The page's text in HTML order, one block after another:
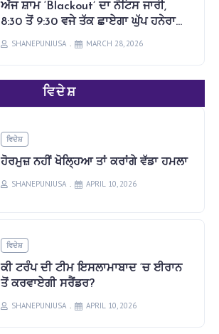
ਅੱਜ ਸ਼ਾਮ ‘Blackout’ ਦਾ ਨੋਟਿਸ ਜਾਰੀ,
8:30 ਤੋਂ 9:30 ਵਜੇ ਤੱਕ ਛਾਏਗਾ ਘੁੱਪ ਹਨੇਰਾ…
SHANEPUNJUSA MARCH 28, 2026
ਵਿਦੇਸ਼
ਵਿਦੇਸ਼
ਹੋਰਮੁਜ਼ ਨਹੀਂ ਖੋਲ੍ਹਿਆ ਤਾਂ ਕਰਾਂਗੇ ਵੱਡਾ ਹਮਲਾ
SHANEPUNJUSA APRIL 10, 2026
ਵਿਦੇਸ਼
ਕੀ ਟਰੰਪ ਦੀ ਟੀਮ ਇਸਲਾਮਾਬਾਦ ‘ਚ ਈਰਾਨ
ਤੋਂ ਕਰਵਾਏਗੀ ਸਰੈਂਡਰ?
SHANEPUNJUSA APRIL 10, 2026